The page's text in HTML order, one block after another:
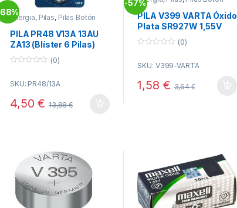
68%
Energia, Pilas, Pilas Botón
PILA PR48 V13A 13AU
ZA13 (Blíster 6 Pilas)
1,45V AUDIFONO
u
f
(0)
SKU: PR48/13A
4,50€ 13,88€
-57%
PILA V399 VARTA Óxido
Plata SR927W 1,55V
Relojes
u
o
(0)
SKU: V399-VARTA
1,58 € 3,64€